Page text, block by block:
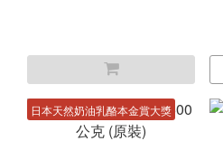
日本天然奶油乳酪本金賞大獎